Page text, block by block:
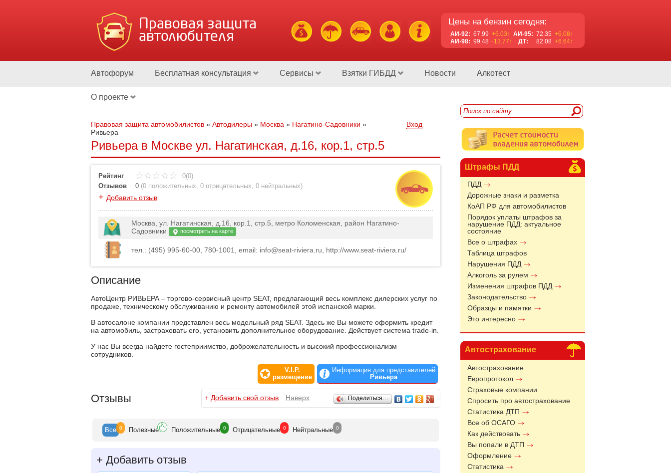
Правовая защита
автолюбителя
Цены на бензин сегодня:
АИ-92: 67.99 +6.03↑ АИ-95: 72.35 +6.08↑
АИ-98: 99.48 +13.77↑ ДТ: 82.08 +6.64↑
Автофорум Бесплатная консультация Сервисы Взятки ГИБДД Новости Алкотест
О проекте
Штрафы ПДД
ПДД
Дорожные знаки и разметка
КоАП РФ для автомобилистов
Порядок уплаты штрафов за
нарушение ПДД: актуальное
состояние
Все о штрафах
Таблица штрафов
Нарушения ПДД
Алкоголь за рулем
Изменения штрафов ПДД
Законодательство
Образцы и памятки
Это интересно
Автострахование
Автострахование
Европротокол
Страховые компании
Спросить про автострахование
Статистика ДТП
Все об ОСАГО
Как действовать
Вы попали в ДТП
Оформление
Статистика
Правовая защита автомобилистов » Автодилеры » Москва » Нагатино-Садовники »
Ривьера
Вход
Ривьера в Москве ул. Нагатинская, д.16, кор.1, стр.5
Рейтинг
0(0)
Отзывов
0 (0 положительных, 0 отрицательных, 0 нейтральных)
+ Добавить отзыв
Москва, ул. Нагатинская, д.16, кор.1, стр.5, метро Коломенская, район Нагатино-
Садовники
посмотреть на карте
тел.: (495) 995-60-00, 780-1001, email: info@seat-riviera.ru, http://www.seat-riviera.ru/
Описание
АвтоЦентр РИВЬЕРА – торгово-сервисный центр SEAT, предлагающий весь комплекс дилерских услуг по
продаже, техническому обслуживанию и ремонту автомобилей этой испанской марки.
В автосалоне компании представлен весь модельный ряд SEAT. Здесь же Вы можете оформить кредит
на автомобиль, застраховать его, установить дополнительное оборудование. Действует система trade-in.
У нас Вы всегда найдете гостеприимство, доброжелательность и высокий профессионализм
сотрудников.
V.I.P.
размещение
Информация для представителей
Ривьера
Отзывы + Добавить свой отзыв Наверх Поделиться…
Все 0 Полезные Положительные 0 Отрицательные 0 Нейтральные 0
+ Добавить отзыв